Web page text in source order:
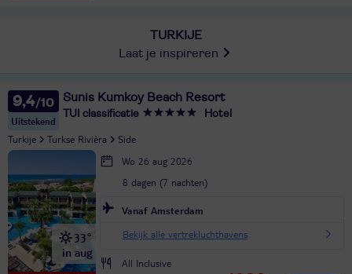
TURKIJE
Laat je inspireren
9,4
Uitstekend
Sunis Kumkoy Beach Resort
TUI classificatie Hotel
Turkije Turkse Rivièra Side
33°
in aug
Wo 26 aug 2026
8 dagen (7 nachten)
Vanaf Amsterdam
Bekijk alle vertrekluchthavens
All Inclusive